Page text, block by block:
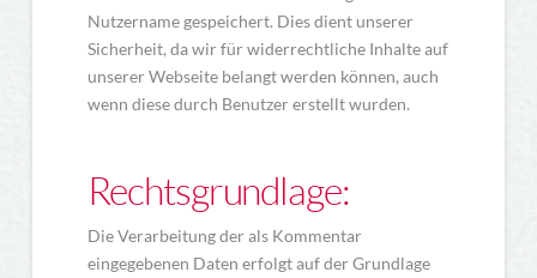
Nutzername gespeichert. Dies dient unserer
Sicherheit, da wir für widerrechtliche Inhalte auf
unserer Webseite belangt werden können, auch
wenn diese durch Benutzer erstellt wurden.
Rechtsgrundlage:
Die Verarbeitung der als Kommentar
eingegebenen Daten erfolgt auf der Grundlage